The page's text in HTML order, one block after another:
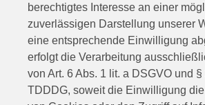
berechtigtes Interesse an einer
zuverlässigen Darstellung unserer
eine entsprechende Einwilligung
erfolgt die Verarbeitung
von Art. 6 Abs. 1 lit. a DSGVO und §
TDDDG, soweit die Einwilligung